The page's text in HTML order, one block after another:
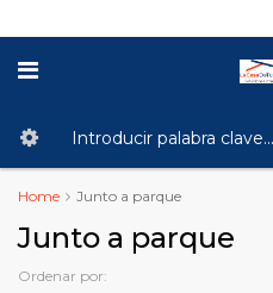
Home Junto a parque
Junto a parque
Ordenar por: